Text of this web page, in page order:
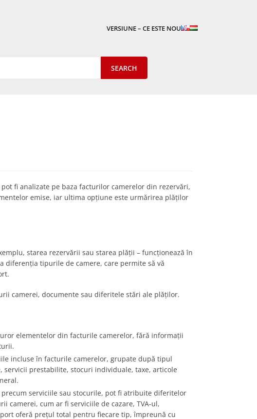
VERSIUNE – CE ESTE NOU
fi analizate pe baza facturilor camerelor din rezervări,
emise, iar ultima opțiune este urmărirea plăților
starea rezervării sau starea plății – funcționează în
diferenția tipurile de camere, care permite să vă
camerei, documente sau diferitele stări ale plăților.
elementelor din facturile camerelor, fără informații
incluse în facturile camerelor, grupate după tipul
servicii prestabilite, stocuri individuale, taxe, articole
serviciile sau stocurile, pot fi atribuite diferitelor
camerei, cum ar fi serviciile de cazare, TVA-ul,
oferă prețul total pentru fiecare tip, împreună cu